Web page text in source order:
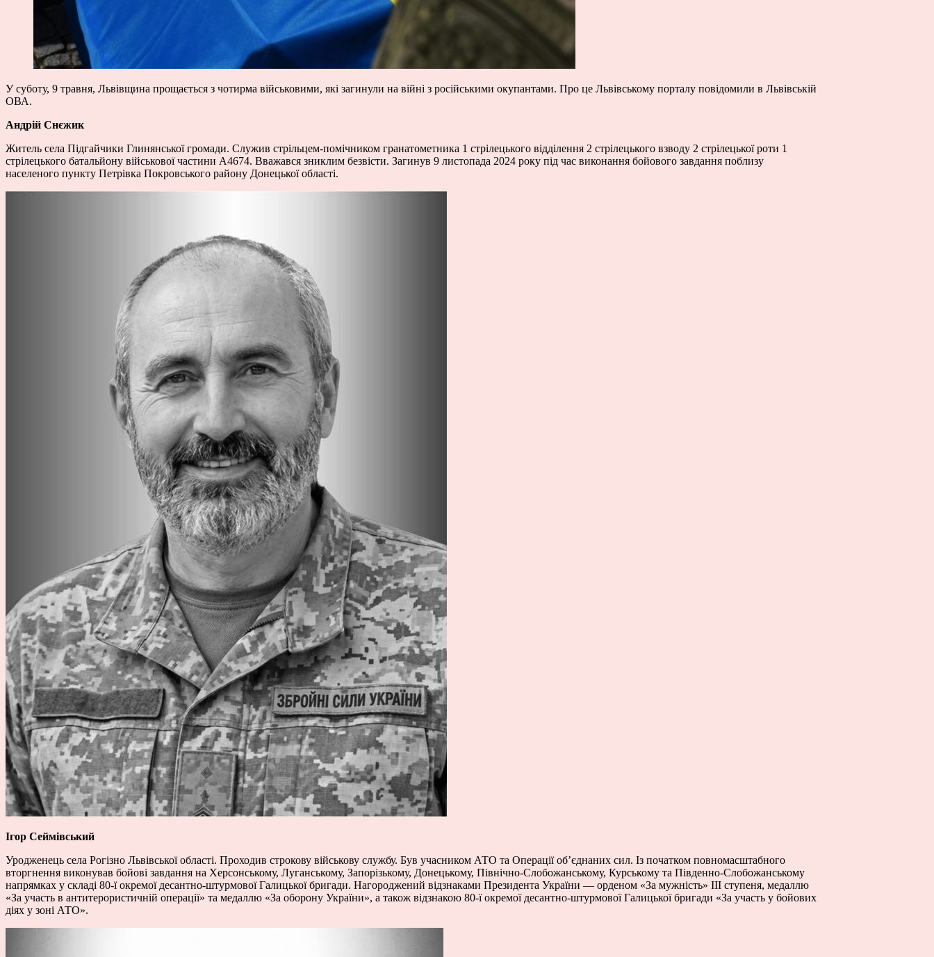
У суботу, 9 травня, Львівщина прощається з чотирма військовими, які загинули на війні з російськими окупантами. Про це Львівському порталу повідомили в Львівській
ОВА.
Андрій Снєжик
Житель села Підгайчики Глинянської громади. Служив стрільцем-помічником гранатометника 1 стрілецького відділення 2 стрілецького взводу 2 стрілецької роти 1
стрілецького батальйону військової частини А4674. Вважався зниклим безвісти. Загинув 9 листопада 2024 року під час виконання бойового завдання поблизу
населеного пункту Петрівка Покровського району Донецької області.
Ігор Сеймівський
Уродженець села Рогізно Львівської області. Проходив строкову військову службу. Був учасником АТО та Операції об’єднаних сил. Із початком повномасштабного
вторгнення виконував бойові завдання на Херсонському, Луганському, Запорізькому, Донецькому, Північно-Слобожанському, Курському та Південно-Слобожанському
напрямках у складі 80-ї окремої десантно-штурмової Галицької бригади. Нагороджений відзнаками Президента України — орденом «За мужність» ІІІ ступеня, медаллю
«За участь в антитерористичній операції» та медаллю «За оборону України», а також відзнакою 80-ї окремої десантно-штурмової Галицької бригади «За участь у бойових
діях у зоні АТО».